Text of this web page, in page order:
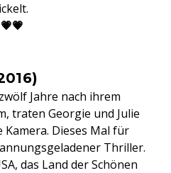
Jahre nach ihrem
traten Georgie und Julie
Dieses Mal für
Thriller.
das Land der Schönen